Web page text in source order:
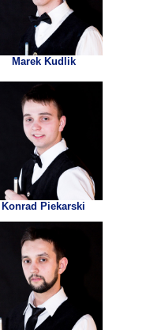
Marek Kudlik
Konrad Piekarski